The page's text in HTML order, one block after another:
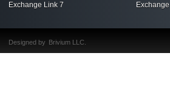
Exchange Link 7
Designed by Brivium LLC.